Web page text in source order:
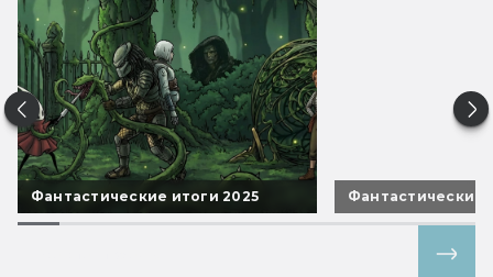
Фантастические итоги 2025 Фантастические